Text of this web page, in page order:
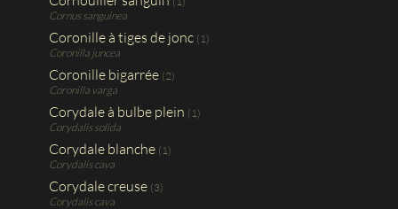
Cornus sanguinea
Coronille à tiges de jonc (1)
Coronilla juncea
Coronille bigarrée (2)
Coronilla varga
Corydale à bulbe plein (1)
Corydalis solida
Corydale blanche (1)
Corydalis cava
Corydale creuse (3)
Corydalis cava